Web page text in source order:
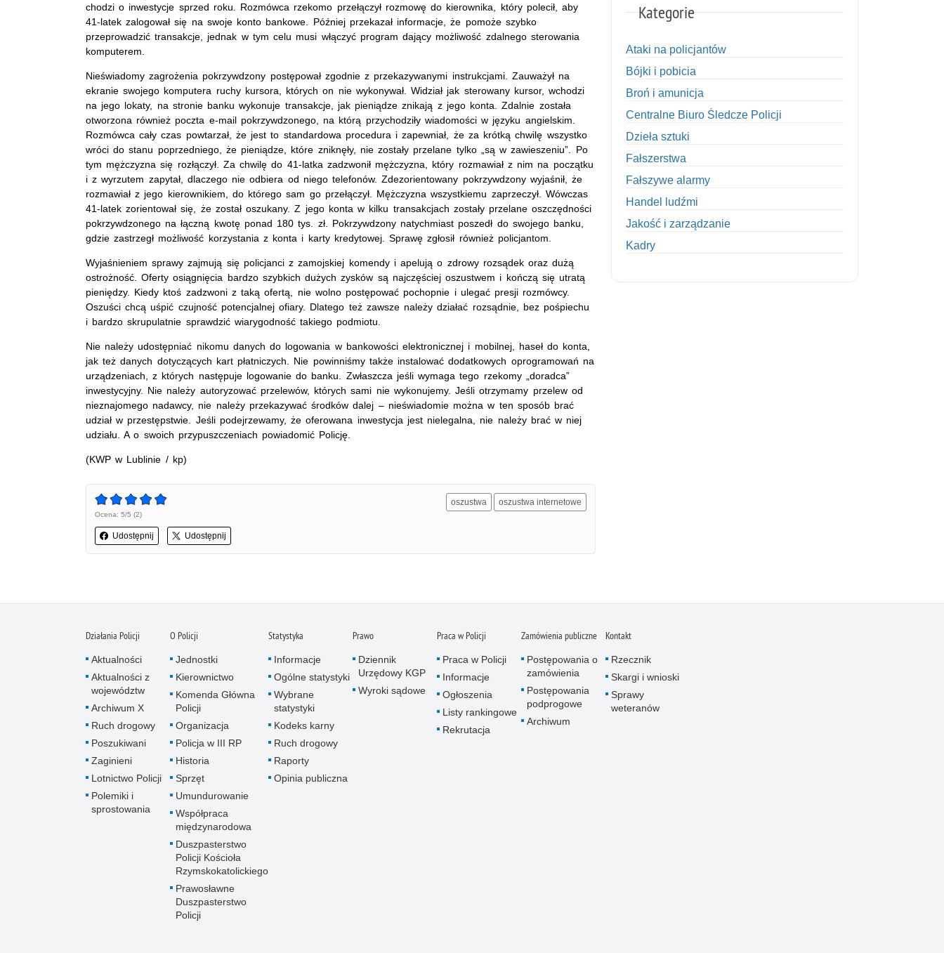
chodzi o inwestycje sprzed roku. Rozmówca rzekomo przełączył rozmowę do kierownika, który polecił, aby
41-latek zalogował się na swoje konto bankowe. Później przekazał informacje, że pomoże szybko
przeprowadzić transakcje, jednak w tym celu musi włączyć program dający możliwość zdalnego sterowania
komputerem.
Nieświadomy zagrożenia pokrzywdzony postępował zgodnie z przekazywanymi instrukcjami. Zauważył na
ekranie swojego komputera ruchy kursora, których on nie wykonywał. Widział jak sterowany kursor, wchodzi
na jego lokaty, na stronie banku wykonuje transakcje, jak pieniądze znikają z jego konta. Zdalnie została
otworzona również poczta e-mail pokrzywdzonego, na którą przychodziły wiadomości w języku angielskim.
Rozmówca cały czas powtarzał, że jest to standardowa procedura i zapewniał, że za krótką chwilę wszystko
wróci do stanu poprzedniego, że pieniądze, które zniknęły, nie zostały przelane tylko „są w zawieszeniu”. Po
tym mężczyzna się rozłączył. Za chwilę do 41-latka zadzwonił mężczyzna, który rozmawiał z nim na początku
i z wyrzutem zapytał, dlaczego nie odbiera od niego telefonów. Zdezorientowany pokrzywdzony wyjaśnił, że
rozmawiał z jego kierownikiem, do którego sam go przełączył. Mężczyzna wszystkiemu zaprzeczył. Wówczas
41-latek zorientował się, że został oszukany. Z jego konta w kilku transakcjach zostały przelane oszczędności
pokrzywdzonego na łączną kwotę ponad 180 tys. zł. Pokrzywdzony natychmiast poszedł do swojego banku,
gdzie zastrzegł możliwość korzystania z konta i karty kredytowej. Sprawę zgłosił również policjantom.
Wyjaśnieniem sprawy zajmują się policjanci z zamojskiej komendy i apelują o zdrowy rozsądek oraz dużą
ostrożność. Oferty osiągnięcia bardzo szybkich dużych zysków są najczęściej oszustwem i kończą się utratą
pieniędzy. Kiedy ktoś zadzwoni z taką ofertą, nie wolno postępować pochopnie i ulegać presji rozmówcy.
Oszuści chcą uśpić czujność potencjalnej ofiary. Dlatego też zawsze należy działać rozsądnie, bez pośpiechu
i bardzo skrupulatnie sprawdzić wiarygodność takiego podmiotu.
Nie należy udostępniać nikomu danych do logowania w bankowości elektronicznej i mobilnej, haseł do konta,
jak też danych dotyczących kart płatniczych. Nie powinniśmy także instalować dodatkowych oprogramowań na
urządzeniach, z których następuje logowanie do banku. Zwłaszcza jeśli wymaga tego rzekomy „doradca”
inwestycyjny. Nie należy autoryzować przelewów, których sami nie wykonujemy. Jeśli otrzymamy przelew od
nieznajomego nadawcy, nie należy przekazywać środków dalej – nieświadomie można w ten sposób brać
udział w przestępstwie. Jeśli podejrzewamy, że oferowana inwestycja jest nielegalna, nie należy brać w niej
udziału. A o swoich przypuszczeniach powiadomić Policję.
(KWP w Lublinie / kp)
Ocena: 5/5 (2)
Udostępnij Udostępnij
oszustwa oszustwa internetowe
Kategorie
Ataki na policjantów
Bójki i pobicia
Broń i amunicja
Centralne Biuro Śledcze Policji
Dzieła sztuki
Fałszerstwa
Fałszywe alarmy
Handel ludźmi
Jakość i zarządzanie
Kadry
Odpowiedzialność majątkowa Policji
Ofiarni i odważni
Opinia publiczna
Oszustwa
Działania Policji
Aktualności
Aktualności z
województw
Archiwum X
Ruch drogowy
Poszukiwani
Zaginieni
Lotnictwo Policji
Polemiki i
sprostowania
O Policji
Jednostki
Kierownictwo
Komenda Główna
Policji
Organizacja
Policja w III RP
Historia
Sprzęt
Umundurowanie
Współpraca
międzynarodowa
Duszpasterstwo
Policji Kościoła
Rzymskokatolickiego
Prawosławne
Duszpasterstwo
Policji
Statystyka
Informacje
Ogólne statystyki
Wybrane
statystyki
Kodeks karny
Ruch drogowy
Raporty
Opinia publiczna
Prawo
Dziennik
Urzędowy KGP
Wyroki sądowe
Praca w Policji
Praca w Policji
Informacje
Ogłoszenia
Listy rankingowe
Rekrutacja
Zamówienia publiczne
Postępowania o
zamówienia
Postępowania
podprogowe
Archiwum
Kontakt
Rzecznik
Skargi i wnioski
Sprawy
weteranów